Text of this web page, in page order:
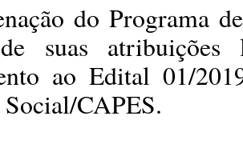
do Programa
suas atribuições
ao Edital 01/
CAPES.